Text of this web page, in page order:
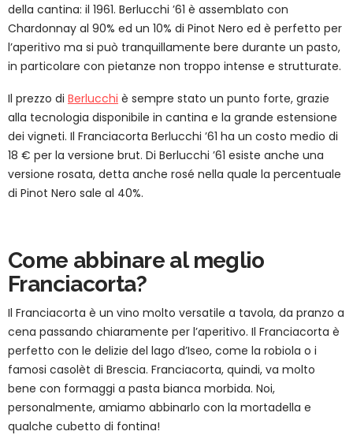
della cantina: il 1961. Berlucchi ’61 è assemblato con
Chardonnay al 90% ed un 10% di Pinot Nero ed è perfetto per
l’aperitivo ma si può tranquillamente bere durante un pasto,
in particolare con pietanze non troppo intense e strutturate.
Il prezzo di Berlucchi è sempre stato un punto forte, grazie
alla tecnologia disponibile in cantina e la grande estensione
dei vigneti. Il Franciacorta Berlucchi ’61 ha un costo medio di
18 € per la versione brut. Di Berlucchi ’61 esiste anche una
versione rosata, detta anche rosé nella quale la percentuale
di Pinot Nero sale al 40%.
Come abbinare al meglio
Franciacorta?
Il Franciacorta è un vino molto versatile a tavola, da pranzo a
cena passando chiaramente per l’aperitivo. Il Franciacorta è
perfetto con le delizie del lago d’Iseo, come la robiola o i
famosi casolèt di Brescia. Franciacorta, quindi, va molto
bene con formaggi a pasta bianca morbida. Noi,
personalmente, amiamo abbinarlo con la mortadella e
qualche cubetto di fontina!